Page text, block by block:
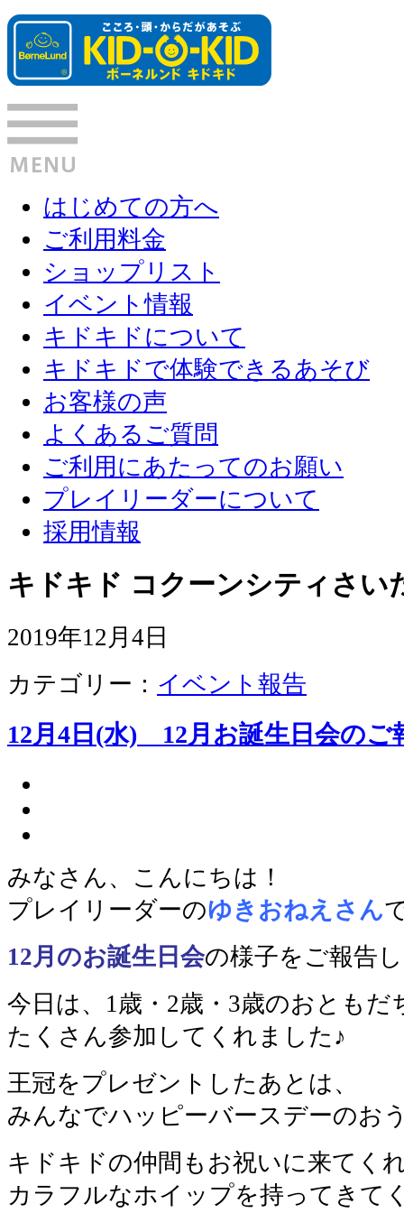
はじめての方へ
ご利用料金
ショップリスト
イベント情報
キドキドについて
キドキドで体験できるあそび
お客様の声
よくあるご質問
ご利用にあたってのお願い
プレイリーダーについて
採用情報
キドキド コクーンシティさい
2019年12月4日
カテゴリー： イベント報告
12月4日(水) 12月お誕生日会のご
みなさん、こんにちは！
プレイリーダーのゆきおねえさん
12月のお誕生日会の様子をご報告
今日は、1歳・2歳・3歳のおともだ
たくさん参加してくれました♪
王冠をプレゼントしたあとは、
みんなでハッピーバースデーのお
キドキドの仲間もお祝いに来てく
カラフルなホイップを持ってきて